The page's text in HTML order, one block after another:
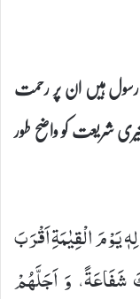
ہیں ان پر رحمت
شریعت کو واضح طور
یَوْمَ الْقِیٰمَةِ اَقْرَبَ
شَفَاعَةً، وَ اَجَلَّهُمْ